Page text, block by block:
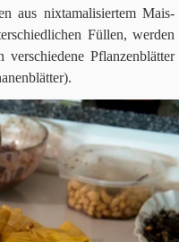
aus nix­tama­li­sier­tem Mais­
Fül­len, wer­den
Pflan­zen­blät­ter